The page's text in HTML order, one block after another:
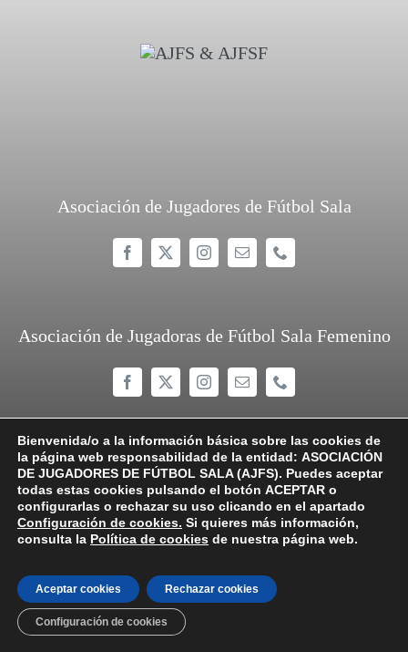
Asociación de Jugadores de Fútbol Sala
Asociación de Jugadoras de Fútbol Sala Femenino
©2026 AJFS/AJFSF
Compromiso con la protección de datos personales
Política de cookies
Contacto
Bienvenida/o a la información básica sobre las cookies de
la página web responsabilidad de la entidad: ASOCIACIÓN
DE JUGADORES DE FÚTBOL SALA (AJFS). Puedes aceptar
todas estas cookies pulsando el botón ACEPTAR o
configurarlas o rechazar su uso clicando en el apartado
Configuración de cookies. Si quieres más información,
consulta la Política de cookies de nuestra página web.
Aceptar cookies Rechazar cookies
Configuración de cookies